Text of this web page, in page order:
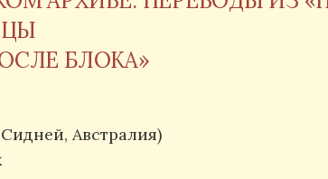
БЛОКА»
Австралия)